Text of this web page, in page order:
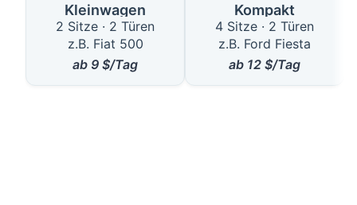
Kleinwagen
2 Sitze · 2 Türen
z.B. Fiat 500
ab 9 $/Tag
Kompakt
4 Sitze · 2 Türen
z.B. Ford Fiesta
ab 12 $/Tag